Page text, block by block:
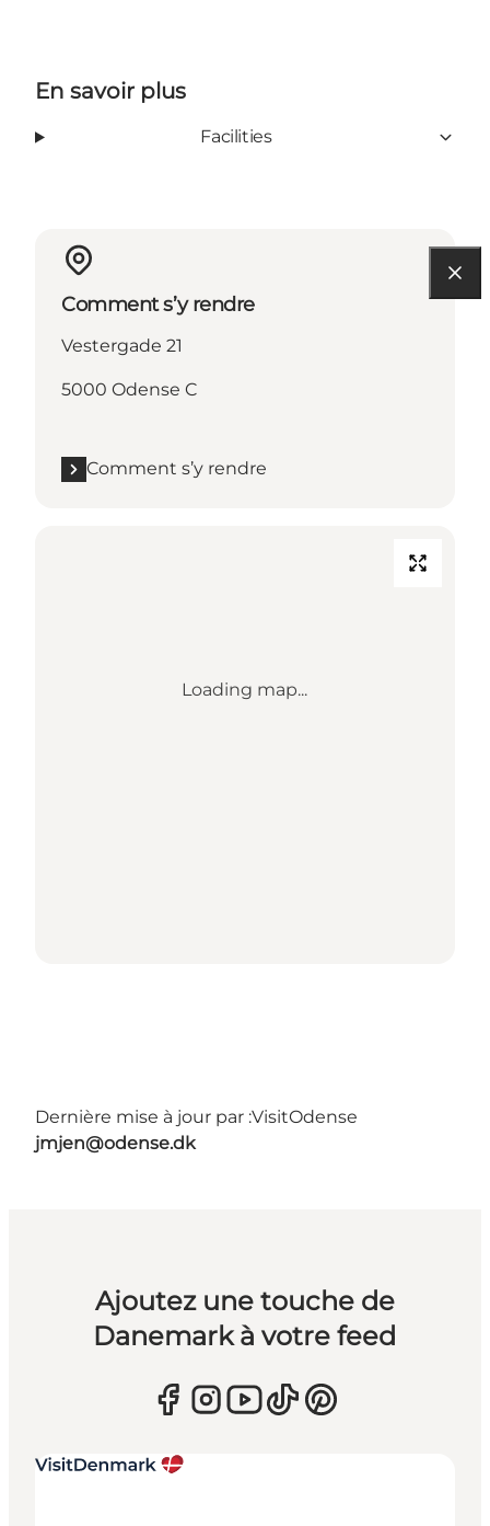
En savoir plus
Facilities
Comment s’y rendre
Vestergade 21
5000 Odense C
Comment s’y rendre
Loading map...
Dernière mise à jour par :VisitOdense
jmjen@odense.dk
Ajoutez une touche de
Danemark à votre feed